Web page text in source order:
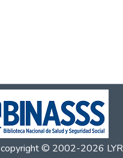
copyright © 2002-2026